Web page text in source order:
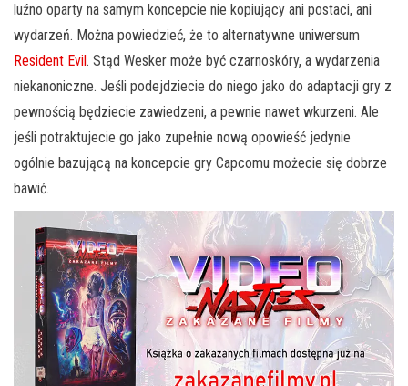
luźno oparty na samym koncepcie nie kopiujący ani postaci, ani
wydarzeń. Można powiedzieć, że to alternatywne uniwersum
Resident Evil. Stąd Wesker może być czarnoskóry, a wydarzenia
niekanoniczne. Jeśli podejdziecie do niego jako do adaptacji gry z
pewnością będziecie zawiedzeni, a pewnie nawet wkurzeni. Ale
jeśli potraktujecie go jako zupełnie nową opowieść jedynie
ogólnie bazującą na koncepcie gry Capcomu możecie się dobrze
bawić.